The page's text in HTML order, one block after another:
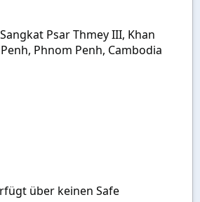
Psar Thmey III, Khan
Phnom Penh, Cambodia
über keinen Safe